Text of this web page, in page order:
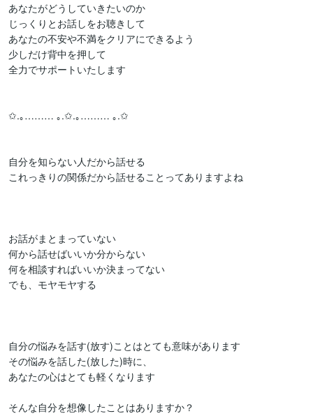
あなたがどうしていきたいのか
じっくりとお話しをお聴きして
あなたの不安や不満をクリアにできるよう
少しだけ背中を押して
全力でサポートいたします
✩.｡……… ｡.✩.｡……… ｡.✩
自分を知らない人だから話せる
これっきりの関係だから話せることってありますよね
お話がまとまっていない
何から話せばいいか分からない
何を相談すればいいか決まってない
でも、モヤモヤする
自分の悩みを話す(放す)ことはとても意味があります
その悩みを話した(放した)時に、
あなたの心はとても軽くなります
そんな自分を想像したことはありますか？